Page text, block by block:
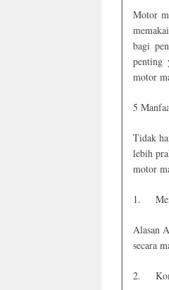
Motor
bagi
penting
motor
5
Tidak
lebih
motor
1.
Alasan
secara
2.